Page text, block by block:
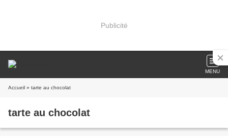
Publicité
MENU
Accueil » tarte au chocolat
tarte au chocolat